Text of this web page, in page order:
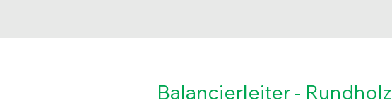
Balancierleiter - Rundholz